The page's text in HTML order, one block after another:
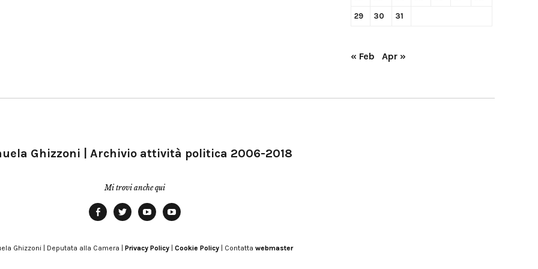
29 30 31
« Feb Apr »
Ghizzoni | Archivio attività politica 2006-2018
Mi trovi anche qui
Modena
Ghizzoni | Deputata alla Camera | Privacy Policy Cookie Policy | Contatta webmaster